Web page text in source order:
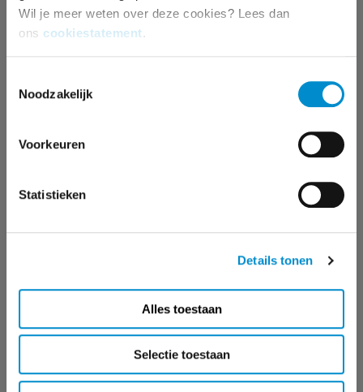
Wil je meer weten over deze cookies? Lees dan
ons cookiestatement.
Noodzakelijk
Voorkeuren
Statistieken
Details tonen
Alles toestaan
Selectie toestaan